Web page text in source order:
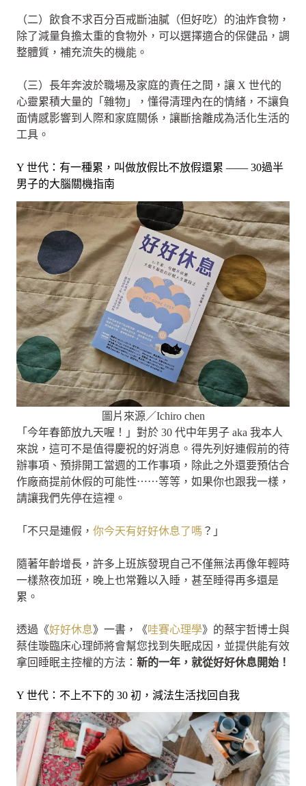
（二）飲食不求百分百戒斷油膩（但好吃）的油炸食物，
除了減量負擔太重的食物外，可以選擇適合的保健品，調
整體質，補充流失的機能。
（三）長年奔波於職場及家庭的責任之間，讓 X 世代的
心靈累積大量的「雜物」，懂得清理內在的情緒，不讓負
面情感影響到人際和家庭關係，讓斷捨離成為活化生活的
工具。
Y 世代：有一種累，叫做放假比不放假還累 —— 30過半
男子的大腦關機指南
圖片來源／Ichiro chen
「今年春節放九天喔！」對於 30 代中年男子 aka 我本人
來說，這可不是值得慶祝的好消息。得先列好連假前的待
辦事項、預排開工當週的工作事項，除此之外還要預估合
作廠商提前休假的可能性⋯⋯等等，如果你也跟我一樣，
請讓我們先停在這裡。
「不只是連假， 你今天有好好休息了嗎 ？」
隨著年齡增長，許多上班族發現自己不僅無法再像年輕時
一樣熬夜加班，晚上也常難以入睡，甚至睡得再多還是
累。
透過《好好休息》一書，《哇賽心理學》的蔡宇哲博士與
蔡佳璇臨床心理師將會幫您找到失眠成因，並提供能有效
拿回睡眠主控權的方法： 新的一年，就從好好休息開始！
Y 世代：不上不下的 30 初，減法生活找回自我